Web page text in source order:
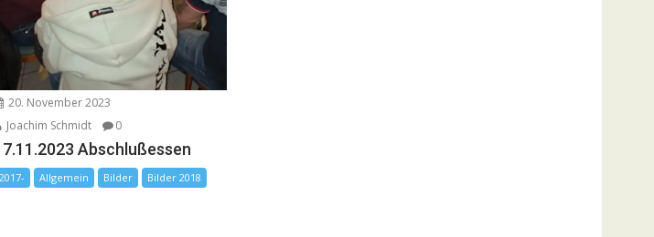
20. November 2023
Joachim Schmidt
0
Abschlußessen
2017- Allgemein Bilder Bilder 2018